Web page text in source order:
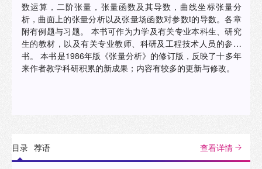
数运算，二阶张量，张量函数及其导数，曲线坐标张量分
析，曲面上的张量分析以及张量场函数对参数t的导数。各章
附有例题与习题。 本书可作为力学及有关专业本科生、研究
生的教材，以及有关专业教师、科研及工程技术人员的参考
书。 本书是1986年版《张量分析》的修订版，反映了十多年
来作者教学科研积累的新成果；内容有较多的更新与修改。
目录 荐语 查看详情